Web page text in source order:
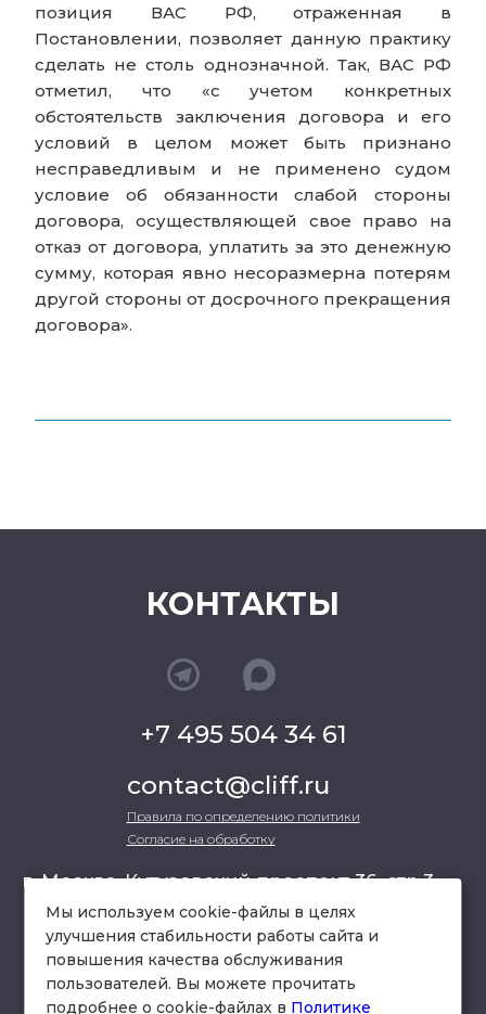
позиция ВАС РФ, отраженная в
Постановлении, позволяет данную практику
сделать не столь однозначной. Так, ВАС РФ
отметил, что «с учетом конкретных
обстоятельств заключения договора и его
условий в целом может быть признано
несправедливым и не применено судом
условие об обязанности слабой стороны
договора, осуществляющей свое право на
отказ от договора, уплатить за это денежную
сумму, которая явно несоразмерна потерям
другой стороны от досрочного прекращения
договора».
КОНТАКТЫ
+7 495 504 34 61
contact@cliff.ru
Правила по определению политики
Согласие на обработку
г. Москва, Кутузовский проспект 36, стр.3 ,
офис 301
схема проезда
Мы используем cookie-файлы в целях
улучшения стабильности работы сайта и
повышения качества обслуживания
пользователей. Вы можете прочитать
подробнее о cookie-файлах в Политике